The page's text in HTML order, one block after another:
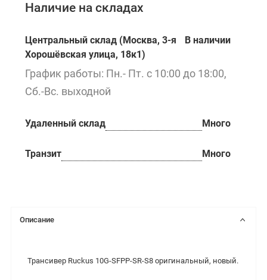
Наличие на складах
Центральный склад (Москва, 3-я
Хорошёвская улица, 18к1)
В наличии
График работы: Пн.- Пт. с 10:00 до 18:00,
Сб.-Вс. выходной
Удаленный склад Много
Транзит Много
Описание
Трансивер Ruckus 10G-SFPP-SR-S8 оригинальный, новый.